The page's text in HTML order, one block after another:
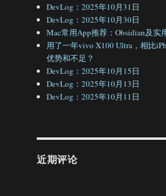
DevLog：2025年10月31日
DevLog：2025年10月30日
Mac常用App推荐：Obsidian及实
用了一年vivo X100 Ultra，相比
优势和不足？
DevLog：2025年10月15日
DevLog：2025年10月13日
DevLog：2025年10月11日
近期评论